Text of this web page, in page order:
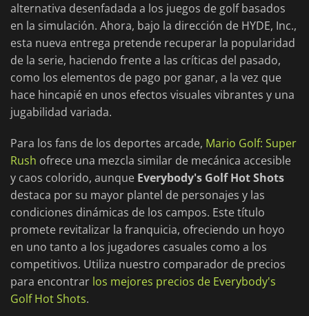
alternativa desenfadada a los juegos de golf basados
en la simulación. Ahora, bajo la dirección de HYDE, Inc.,
esta nueva entrega pretende recuperar la popularidad
de la serie, haciendo frente a las críticas del pasado,
como los elementos de pago por ganar, a la vez que
hace hincapié en unos efectos visuales vibrantes y una
jugabilidad variada.
Para los fans de los deportes arcade, Mario Golf: Super
Rush ofrece una mezcla similar de mecánica accesible
y caos colorido, aunque Everybody's Golf Hot Shots
destaca por su mayor plantel de personajes y las
condiciones dinámicas de los campos. Este título
promete revitalizar la franquicia, ofreciendo un hoyo
en uno tanto a los jugadores casuales como a los
competitivos. Utiliza nuestro comparador de precios
para encontrar los mejores precios de Everybody's
Golf Hot Shots.